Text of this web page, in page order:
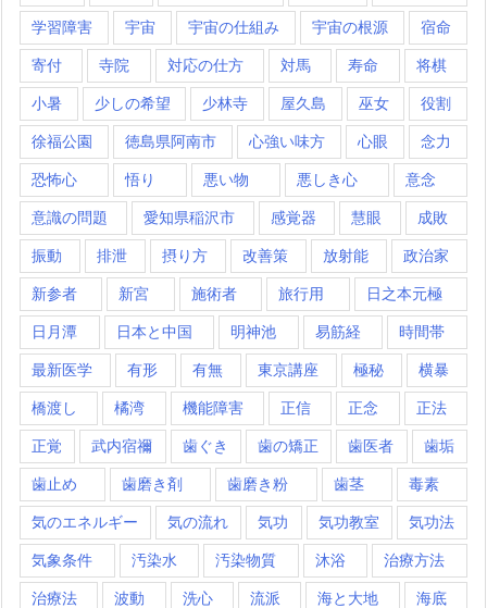
学習障害 宇宙 宇宙の仕組み 宇宙の根源 宿命
寄付 寺院 対応の仕方 対馬 寿命 将棋
小暑 少しの希望 少林寺 屋久島 巫女 役割
徐福公園 徳島県阿南市 心強い味方 心眼 念力
恐怖心 悟り 悪い物 悪しき心 意念
意識の問題 愛知県稲沢市 感覚器 慧眼 成敗
振動 排泄 摂り方 改善策 放射能 政治家
新参者 新宮 施術者 旅行用 日之本元極
日月潭 日本と中国 明神池 易筋経 時間帯
最新医学 有形 有無 東京講座 極秘 横暴
橋渡し 橘湾 機能障害 正信 正念 正法
正覚 武内宿禰 歯ぐき 歯の矯正 歯医者 歯垢
歯止め 歯磨き剤 歯磨き粉 歯茎 毒素
気のエネルギー 気の流れ 気功 気功教室 気功法
気象条件 汚染水 汚染物質 沐浴 治療方法
治療法 波動 洗心 流派 海と大地 海底